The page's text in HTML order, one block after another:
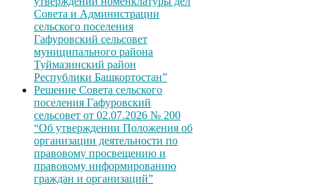
Совета и Администрации
сельского поселения
Гафуровский сельсовет
муниципального района
Туймазинский район
Республики Башкортостан”
Решение Совета сельского
поселения Гафуровский
сельсовет от 02.07.2026 № 200
“Об утверждении Положения об
организации деятельности по
правовому просвещению и
правовому информированию
граждан и организаций”